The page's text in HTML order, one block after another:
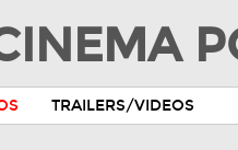
TRAILERS/VIDEOS